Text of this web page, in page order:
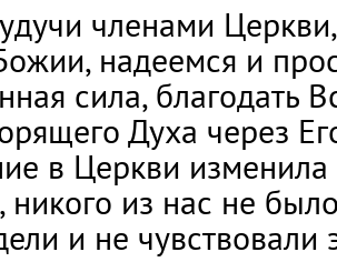
членами
надеемся и
сила, благодать
Духа через
в Церкви
никого из нас не
и не чувствовали